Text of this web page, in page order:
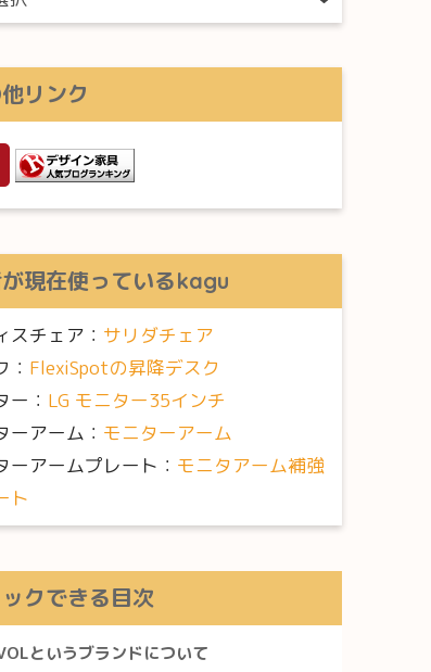
リンク
現在使っているkagu
スチェア： サリダチェア
： FlexiSpotの昇降デスク
ー： LG モニター35インチ
ーアーム： モニターアーム
ーアームプレート： モニタアーム補強
ト
クできる目次
というブランドについて